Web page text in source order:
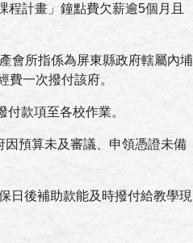
計畫」鐘點費欠薪逾5個月且
會所指係為屏東縣政府轄屬內埔
一次撥付該府。
款項至各校作業。
預算未及審議、申領憑證未備
日後補助款能及時撥付給教學現